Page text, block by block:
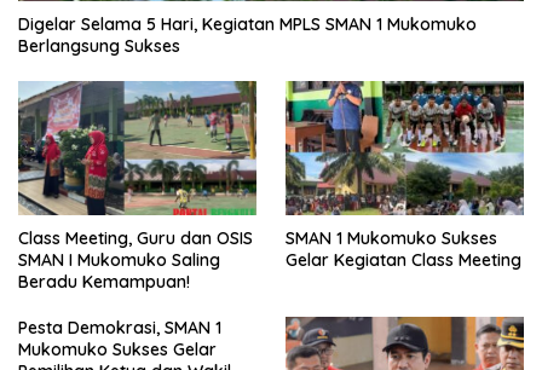
Digelar Selama 5 Hari, Kegiatan MPLS SMAN 1 Mukomuko
Berlangsung Sukses
Class Meeting, Guru dan OSIS
SMAN I Mukomuko Saling
Beradu Kemampuan!
SMAN 1 Mukomuko Sukses
Gelar Kegiatan Class Meeting
Pesta Demokrasi, SMAN 1
Mukomuko Sukses Gelar